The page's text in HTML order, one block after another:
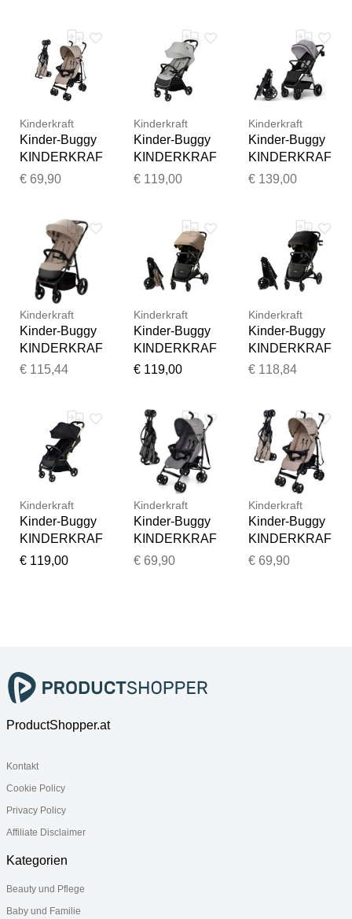
Kinderwagen
Kinder-Buggy
Kinderwagen
Kinder-Buggy
Kinder-Buggy
Kinderkraft
Kinder-Buggy
KINDERKRAF
T "TIK", Baby,
Kinder-Buggy
€ 69,90
Kinderkraft
Kinder-Buggy
KINDERKRAF
T "APINO",
Kinderwagen
Kinder-Buggy
€ 119,00
Kinderkraft
Kinder-Buggy
KINDERKRAF
T "Grande 2",
Kinderwagen
Kinder-Buggy
€ 139,00
Kinderkraft
Kinder-Buggy
KINDERKRAF
T "TRIG 3",
Kinderwagen
Kinder-Buggy
€ 115,44
Kinderkraft
Kinder-Buggy
KINDERKRAF
T "MITZY",
Kinderwagen
Kinder-Buggy
€ 119,00
Kinderkraft
Kinder-Buggy
KINDERKRAF
T "MITZY",
Kinderwagen
Kinder-Buggy
€ 118,84
Kinderkraft
Kinder-Buggy
KINDERKRAF
T "APINO",
€ 119,00
Kinderkraft
Kinder-Buggy
KINDERKRAF
T "TIK", Baby,
€ 69,90
Kinderkraft
Kinder-Buggy
KINDERKRAF
T "TIK", Baby,
€ 69,90
Vielen Dank für Ihr
Ihr Feedback wird nun vor
der Veröffentlichung von
ProductShopper.at
Kontakt
Cookie Policy
Privacy Policy
Affiliate Disclaimer
Kategorien
Beauty und Pflege
Baby und Familie